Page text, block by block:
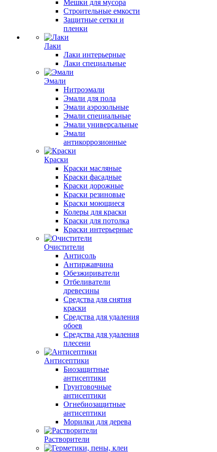
Мешки для мусора
Строительные емкости
Защитные сетки и
пленки
Лаки
Лаки интерьерные
Лаки специальные
Эмали
Нитроэмали
Эмали для пола
Эмали аэрозольные
Эмали специальные
Эмали универсальные
Эмали
антикоррозионные
Краски
Краски масляные
Краски фасадные
Краски дорожные
Краски резиновые
Краски моющиеся
Колеры для краски
Краски для потолка
Краски интерьерные
Очистители
Антисоль
Антиржавчина
Обезжириватели
Отбеливатели
древесины
Средства для снятия
краски
Средства для удаления
обоев
Средства для удаления
плесени
Антисептики
Биозащитные
антисептики
Грунтовочные
антисептики
Огнебиозащитные
антисептики
Морилки для дерева
Растворители